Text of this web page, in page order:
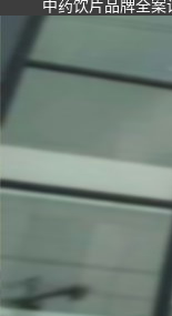
中药饮片品牌全